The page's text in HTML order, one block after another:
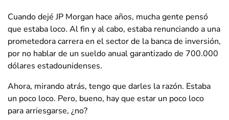
Cuando dejé JP Morgan hace años, mucha gente pensó
que estaba loco. Al fin y al cabo, estaba renunciando a una
prometedora carrera en el sector de la banca de inversión,
por no hablar de un sueldo anual garantizado de 700.000
dólares estadounidenses.
Ahora, mirando atrás, tengo que darles la razón. Estaba
un poco loco. Pero, bueno, hay que estar un poco loco
para arriesgarse, ¿no?